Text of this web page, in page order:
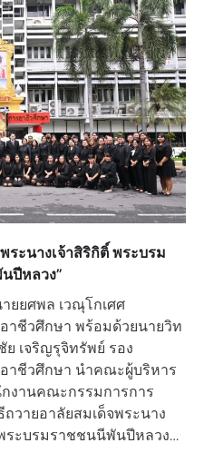
ระนางเจ้าสิริกิติ์ พระบรม
ปีหลวง”
ยยศพล เวณุโกเศศ
าชีวศึกษา พร้อมด้วยนายวิท
เจริญรุจิทรัพย์ รอง
าชีวศึกษา นำคณะผู้บริหาร
งานคณะกรรมการการ
วายอาลัยสมเด็จพระนาง
ระบรมราชชนนีพันปีหลวง…